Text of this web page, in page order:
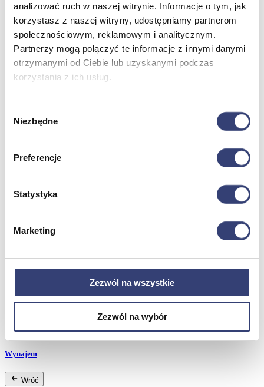
analizować ruch w naszej witrynie. Informacje o tym, jak
korzystasz z naszej witryny, udostępniamy partnerom
społecznościowym, reklamowym i analitycznym.
Partnerzy mogą połączyć te informacje z innymi danymi
otrzymanymi od Ciebie lub uzyskanymi podczas
korzystania z ich usług.
zgody
Niezbędne
Preferencje
Statystyka
Marketing
Zezwól na wszystkie
Zezwól na wybór
Meble medyczne
Wróć
Kozetki
Pielęgnacja mebli
Taborety i krzesła
Stoły
Fotele do masażu
Urządzenia
Zobacz wszystko
Dofinansowania
Wynajem
Wróć